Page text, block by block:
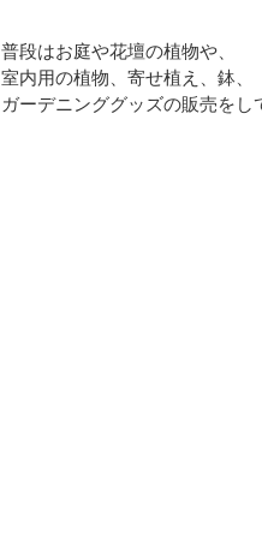
普段はお庭や花壇の植物や、
室内用の植物、寄せ植え、鉢、
ガーデニンググッズの販売をし